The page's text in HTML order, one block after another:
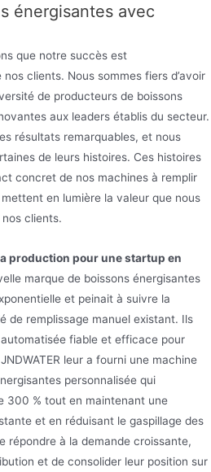
énergisantes avec
que notre succès est
clients. Nous sommes fiers d’avoir
de producteurs de boissons
aux leaders établis du secteur.
résultats remarquables, et nous
de leurs histoires. Ces histoires
concret de nos machines à remplir
en lumière la valeur que nous
clients.
production pour une startup en
marque de boissons énergisantes
et peinait à suivre la
de remplissage manuel existant. Ils
fiable et efficace pour
leur a fourni une machine
personnalisée qui
300 % tout en maintenant une
et en réduisant le gaspillage des
répondre à la demande croissante,
et de consolider leur position sur